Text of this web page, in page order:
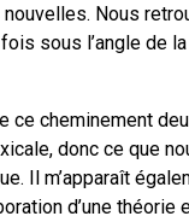
Nous
sous l’angle de
ce cheminement
donc ce que
Il m’apparaît
d’une